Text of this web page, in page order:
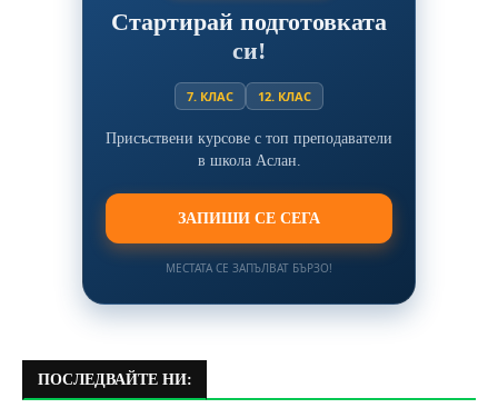
Стартирай подготовката
си!
7. КЛАС 12. КЛАС
Присъствени курсове с топ преподаватели
в школа Аслан.
ЗАПИШИ СЕ СЕГА
МЕСТАТА СЕ ЗАПЪЛВАТ БЪРЗО!
ПОСЛЕДВАЙТЕ НИ: